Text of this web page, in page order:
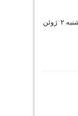
مراسم جشن بزرگ نیمه شعبان سه شنبه ۲ ژوئن